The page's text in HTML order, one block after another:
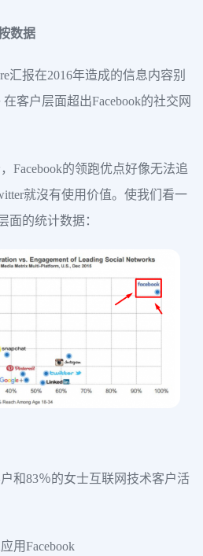
数据
汇报在2016年造成的信息内容别
客户层面超出Facebook的社交网
Facebook的领跑优点好像无法追
就沒有使用价值。使我们看一
面的统计数据：
和83％的女士互联网技术客户活
用Facebook